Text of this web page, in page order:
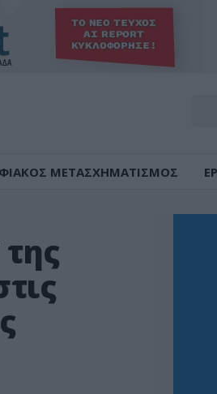
ΜΕΤΑΣΧΗΜΑΤΙΣΜΟΣ